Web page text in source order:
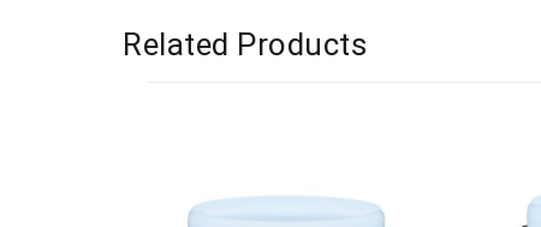
Related Products